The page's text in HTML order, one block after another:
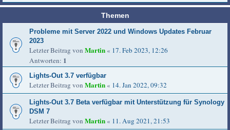
Themen
Probleme mit Server 2022 und Windows Updates Februar
2023
Letzter Beitrag von Martin « 17. Feb 2023, 12:26
Antworten: 1
Lights-Out 3.7 verfügbar
Letzter Beitrag von Martin « 14. Jan 2022, 09:32
Lights-Out 3.7 Beta verfügbar mit Unterstützung für Synology
DSM 7
Letzter Beitrag von Martin « 11. Aug 2021, 21:53